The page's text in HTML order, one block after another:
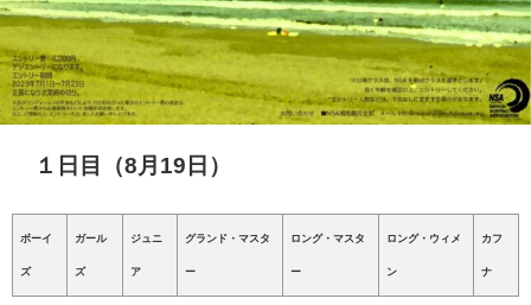
１日目（8月19日）
ボーイ
ズ
ガール
ズ
ジュニ
ア
グランド・マスタ
ー
ロング・マスタ
ー
ロング・ウィメ
ン
カフ
ナ